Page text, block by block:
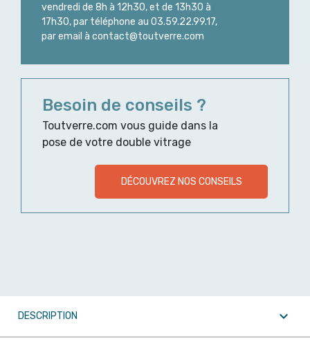
vendredi de 8h à 12h30, et de 13h30 à
17h30, par téléphone au 03.59.22.99.17,
par email à contact@toutverre.com
Besoin de conseils ?
Toutverre.com vous guide dans la
pose de votre double vitrage
DÉCOUVREZ NOS CONSEILS
DESCRIPTION 